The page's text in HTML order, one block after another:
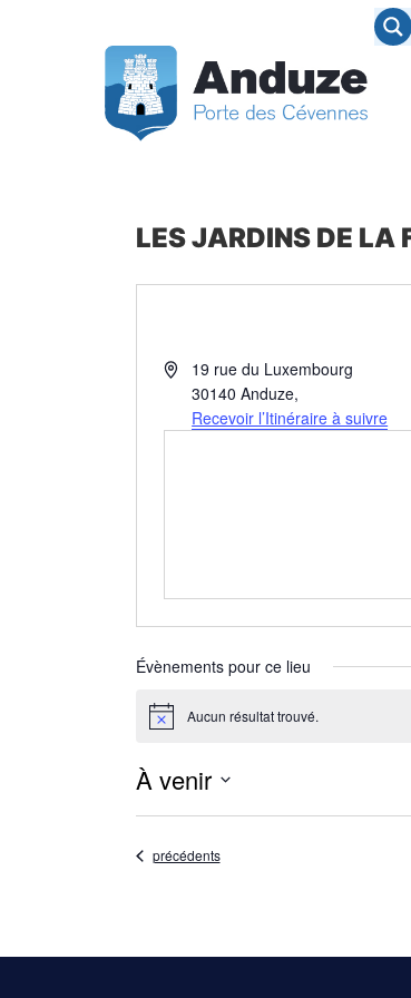
LES JARDINS DE LA
Adresse19 rue du Luxembourg
30140 Anduze,
Recevoir l’Itinéraire à suivre
Évènements pour ce lieu
Notice Aucun résultat trouvé.
À venir
une
Évènements
précédents